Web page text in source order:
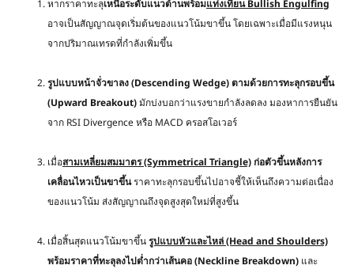
หากราคาทะลุเหนือระดับแนวต้านพร้อมแท่งเทียนBullish Engulfing
อาจเป็นสัญญาณจุดเริ่มต้นของแนวโน้มขาขึ้น โดยเฉพาะเมื่อมีแรงหนุน
จากปริมาณเทรดที่กำลังเพิ่มขึ้น
รูปแบบหน้าจั่วขาลง (Descending Wedge) ตามด้วยการทะลุกรอบขึ้น
(Upward Breakout)มักบ่งบอกว่าแรงขายกำลังลดลง มองหาการยืนยัน
จาก RSI Divergence หรือ MACD ครอสโอเวอร์
เมื่อสามเหลี่ยมสมมาตร(Symmetrical Triangle)ก่อตัวขึ้นหลังการ
เคลื่อนไหวเป็นขาขึ้นราคาทะลุกรอบขึ้นไปอาจชี้ให้เห็นถึงความต่อเนื่อง
ของแนวโน้ม ส่งสัญญาณถึงจุดสูงสุดใหม่ที่สูงขึ้น
เมื่อสิ้นสุดแนวโน้มขาขึ้นรูปแบบหัวและไหล่ (Head and Shoulders)
พร้อมราคาที่ทะลุลงไปต่ำกว่าเส้นคอ (Neckline Breakdown) และ